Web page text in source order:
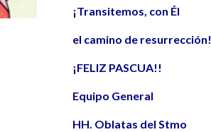
¡Transitemos, con Él
el camino de resurrección!
¡FELIZ PASCUA!!
Equipo General
HH. Oblatas del Stmo